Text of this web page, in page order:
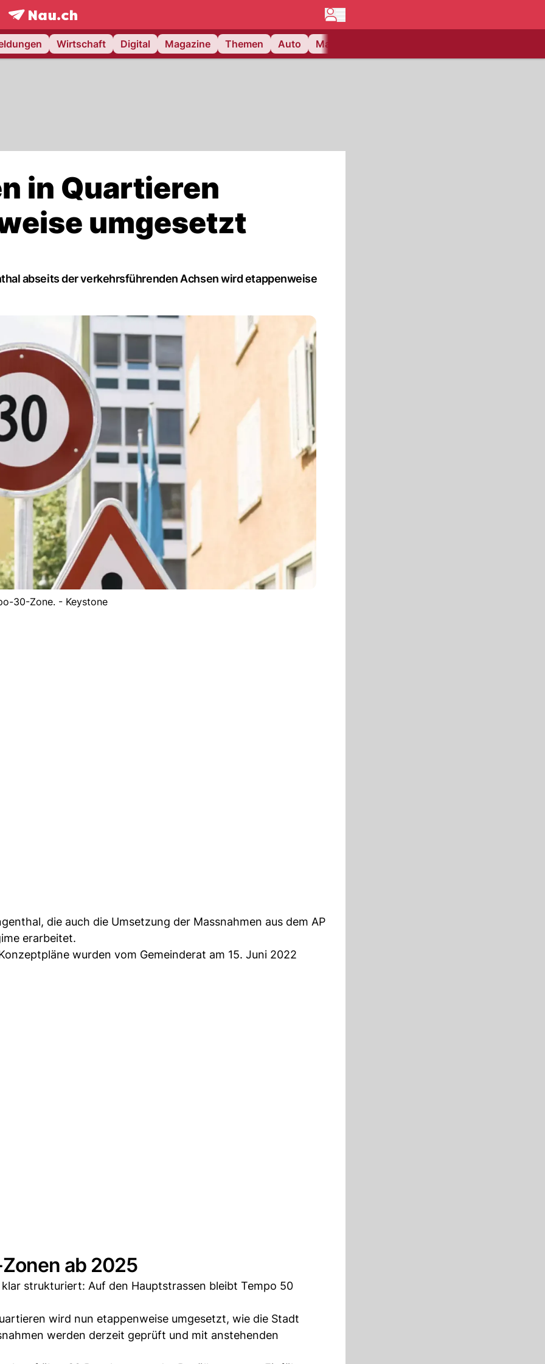
frontpage.NAU.ch
Wirtschaft Digital Magazine Themen Auto Matchcenter
in Quartieren
umgesetzt
abseits der verkehrsführenden Achsen wird etappenweise
30-Zone. - Keystone
die auch die Umsetzung der Massnahmen aus dem AP
erarbeitet.
wurden vom Gemeinderat am 15. Juni 2022
ab 2025
strukturiert: Auf den Hauptstrassen bleibt Tempo 50
wird nun etappenweise umgesetzt, wie die Stadt
werden derzeit geprüft und mit anstehenden